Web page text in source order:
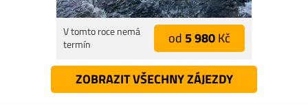
V tomto roce nemá
termín
od 5 980Kč
ZOBRAZIT VŠECHNY ZÁJEZDY